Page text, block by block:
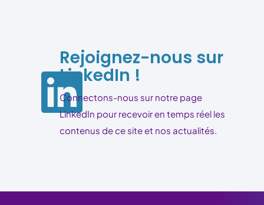
Rejoignez-nous sur
LinkedIn !
Connectons-nous sur notre page
LinkedIn pour recevoir en temps réel les
contenus de ce site et nos actualités.